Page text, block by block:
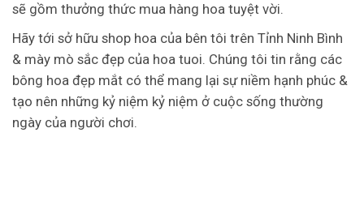
sẽ gồm thưởng thức mua hàng hoa tuyệt vời.
Hãy tới sở hữu shop hoa của bên tôi trên Tỉnh Ninh Bình
& mày mò sắc đẹp của hoa tuoi. Chúng tôi tin rằng các
bông hoa đẹp mắt có thể mang lại sự niềm hạnh phúc &
tạo nên những kỷ niệm kỷ niệm ở cuộc sống thường
ngày của người chơi.